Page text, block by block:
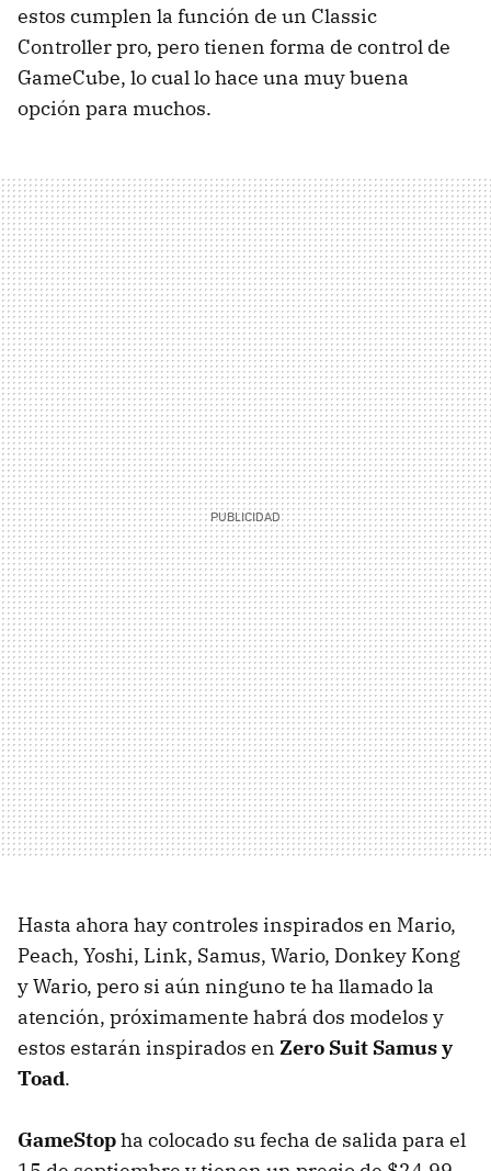
estos cumplen la función de un Classic
Controller pro, pero tienen forma de control de
GameCube, lo cual lo hace una muy buena
opción para muchos.
Hasta ahora hay controles inspirados en Mario,
Peach, Yoshi, Link, Samus, Wario, Donkey Kong
y Wario, pero si aún ninguno te ha llamado la
atención, próximamente habrá dos modelos y
estos estarán inspirados en Zero Suit Samus y
Toad.
GameStopha colocado su fecha de salida para el